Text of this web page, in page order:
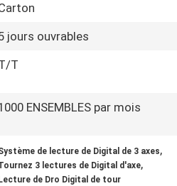
jours ouvrables
T
ENSEMBLES par mois
de lecture de Digital de 3 axes,
3 lectures de Digital d'axe,
Lecture de Dro Digital de tour